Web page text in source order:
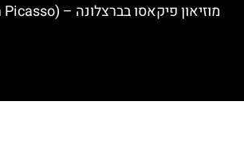
מוזיאון פיקאסו בברצלונה – (Museum Picasso)